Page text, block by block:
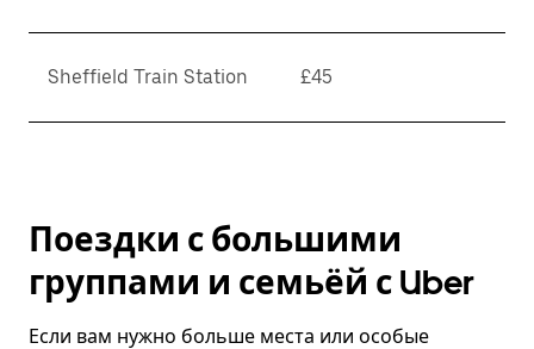
Sheffield Train Station £45
Поездки с большими
группами и семьёй с Uber
Если вам нужно больше места или особые